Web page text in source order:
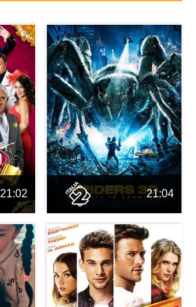
21:02 21:04